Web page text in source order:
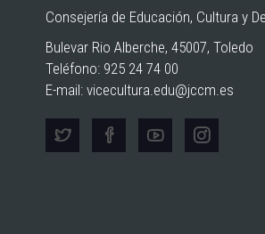
Consejería de Educación, Cultura y
Bulevar Rio Alberche, 45007, Toledo
Teléfono: 925 24 74 00
E-mail: vicecultura.edu@jccm.es